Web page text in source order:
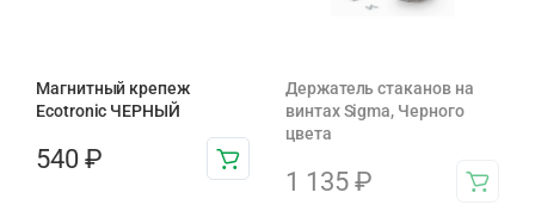
Магнитный крепеж
Ecotronic ЧЕРНЫЙ
540 ₽
Держатель стаканов на
винтах Sigma, Черного
цвета
1 135 ₽